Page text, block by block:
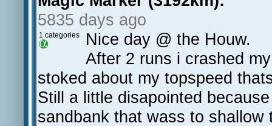
5835 days ago
1 categories
Nice day @ the Houw.
After 2 runs i crashed
stoked about my topspeed
Still a little disapointed
sandbank that wass to shallow